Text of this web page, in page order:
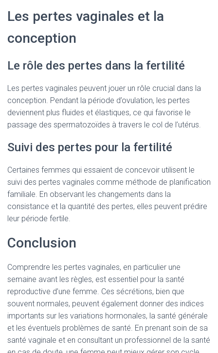
Les pertes vaginales et la
conception
Le rôle des pertes dans la fertilité
Les pertes vaginales peuvent jouer un rôle crucial dans la
conception. Pendant la période d’ovulation, les pertes
deviennent plus fluides et élastiques, ce qui favorise le
passage des spermatozoïdes à travers le col de l’utérus.
Suivi des pertes pour la fertilité
Certaines femmes qui essaient de concevoir utilisent le
suivi des pertes vaginales comme méthode de planification
familiale. En observant les changements dans la
consistance et la quantité des pertes, elles peuvent prédire
leur période fertile.
Conclusion
Comprendre les pertes vaginales, en particulier une
semaine avant les règles, est essentiel pour la santé
reproductive d’une femme. Ces sécrétions, bien que
souvent normales, peuvent également donner des indices
importants sur les variations hormonales, la santé générale
et les éventuels problèmes de santé. En prenant soin de sa
santé vaginale et en consultant un professionnel de la santé